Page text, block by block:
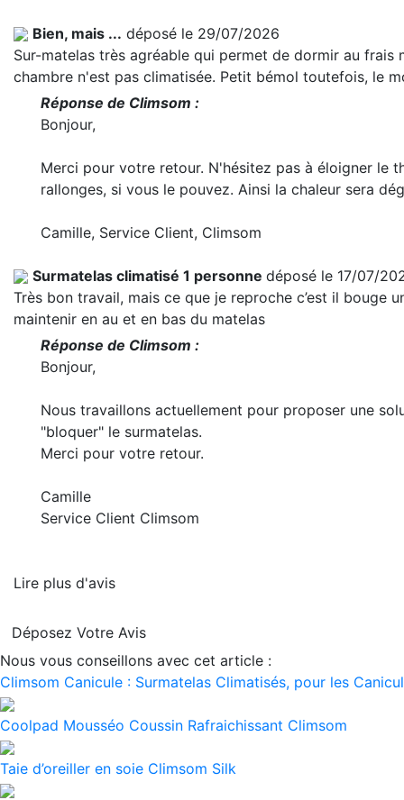
Bien, mais ... déposé le 29/07/2026
Sur-matelas très agréable qui permet de dormir au
chambre n'est pas climatisée. Petit bémol toutefois, le
Réponse de Climsom :
Bonjour,
Merci pour votre retour. N'hésitez pas à éloigner le
rallonges, si vous le pouvez. Ainsi la chaleur sera
Camille, Service Client, Climsom
Surmatelas climatisé 1 personne déposé le 17/07/
Très bon travail, mais ce que je reproche c’est il bouge
maintenir en au et en bas du matelas
Réponse de Climsom :
Bonjour,
Nous travaillons actuellement pour proposer une
"bloquer" le surmatelas.
Merci pour votre retour.
Camille
Service Client Climsom
Lire plus d'avis
Déposez Votre Avis
Nous vous conseillons avec cet article :
Climsom Canicule : Surmatelas Climatisés, pour les
Coolpad Mousséo Coussin Rafraichissant Climsom
Taie d’oreiller en soie Climsom Silk